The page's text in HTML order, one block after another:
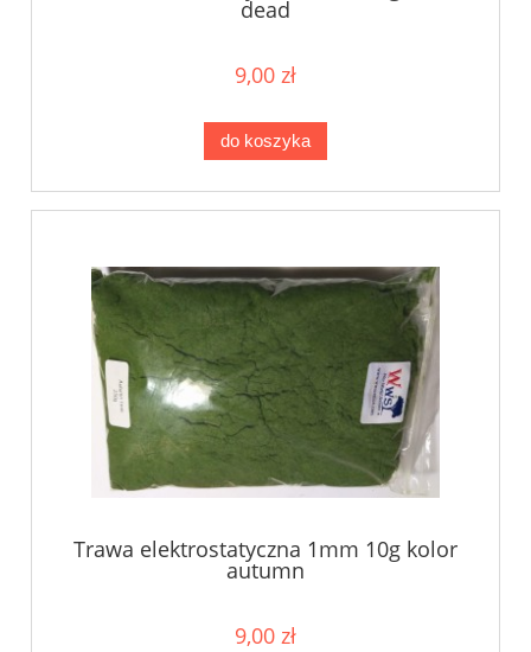
dead
9,00 zł
do koszyka
Trawa elektrostatyczna 1mm 10g kolor
autumn
9,00 zł